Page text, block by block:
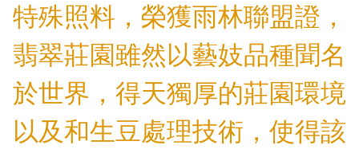
特殊照料，榮獲雨林聯盟證，
翡翠莊園雖然以藝妓品種聞名
於世界，得天獨厚的莊園環境
以及和生豆處理技術，使得該